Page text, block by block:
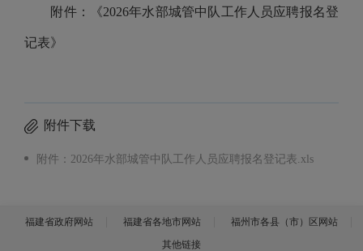
附件：《2026年水部城管中队工作人员应聘报名登
记表》
附件下载
附件：2026年水部城管中队工作人员应聘报名登记表.xls
福建省政府网站 福建省各地市网站
福州市各县（市）区网站
其他链接